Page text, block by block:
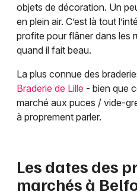
objets de décoration. Un
en plein air. C’est là tout
profite pour flâner dans les
quand il fait beau.
La plus connue des
Braderie de Lille - bien que
marché aux puces / vide-
à proprement parler.
Les dates des
marchés à